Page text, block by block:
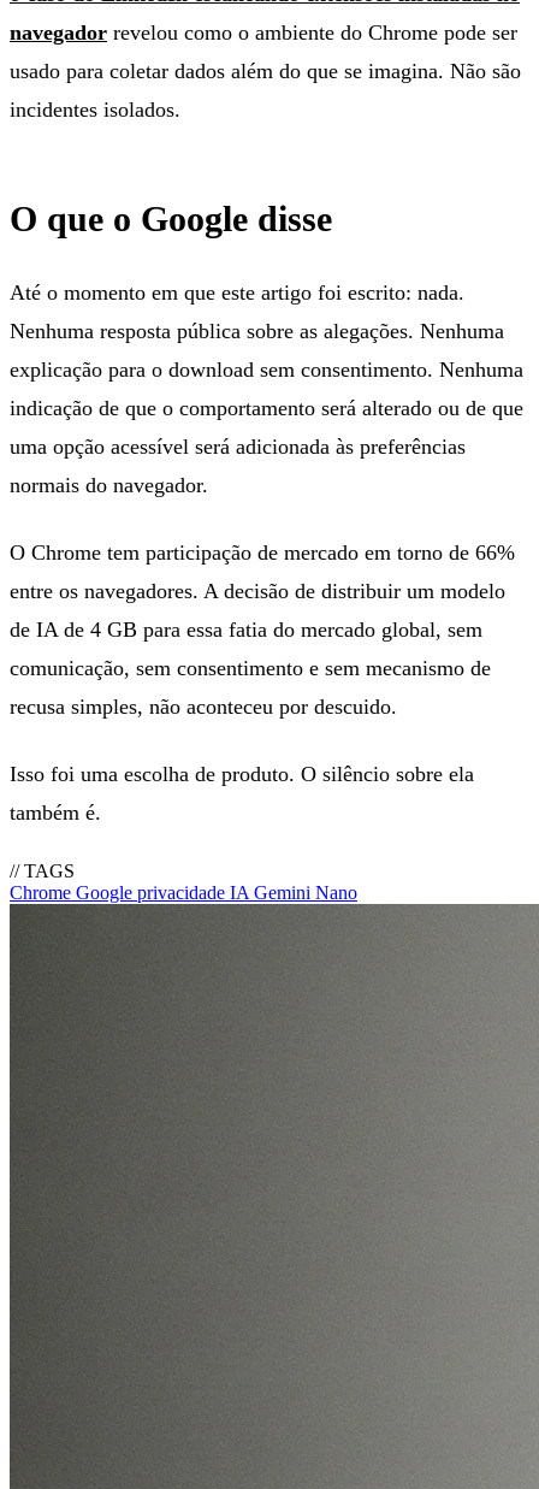
navegador revelou como o ambiente do Chrome pode ser
usado para coletar dados além do que se imagina. Não são
incidentes isolados.
O que o Google disse
Até o momento em que este artigo foi escrito: nada.
Nenhuma resposta pública sobre as alegações. Nenhuma
explicação para o download sem consentimento. Nenhuma
indicação de que o comportamento será alterado ou de que
uma opção acessível será adicionada às preferências
normais do navegador.
O Chrome tem participação de mercado em torno de 66%
entre os navegadores. A decisão de distribuir um modelo
de IA de 4 GB para essa fatia do mercado global, sem
comunicação, sem consentimento e sem mecanismo de
recusa simples, não aconteceu por descuido.
Isso foi uma escolha de produto. O silêncio sobre ela
também é.
// TAGS
Chrome Google privacidade IA Gemini Nano